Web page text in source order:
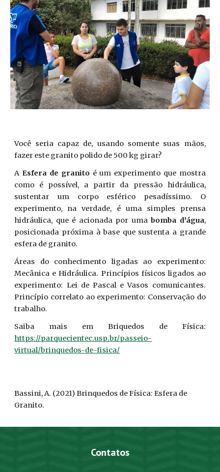
Você seria capaz de, usando somente suas mãos,
fazer este granito polido de 500 kg girar?
AEsfera de granito é um experimento que mostra
como é possível, a partir da pressão hidráulica,
sustentar um corpo esférico pesadíssimo. O
experimento, na verdade, é uma simples prensa
hidráulica, que é acionada por umabomba d’água,
posicionada próxima à base que sustenta a grande
esfera de granito.
Áreas do conhecimento ligadas ao experimento:
Mecânica e Hidráulica. Princípios físicos ligados ao
experimento: Lei de Pascal e Vasos comunicantes.
Princípio correlato ao experimento: Conservação do
trabalho.
Saiba mais em Briquedos de Física:
https://parquecientec.usp.br/passeio-
virtual/brinquedos-de-fisica/
Bassini, A. (2021) Brinquedos de Física:Esfera de
Granito.
Contatos